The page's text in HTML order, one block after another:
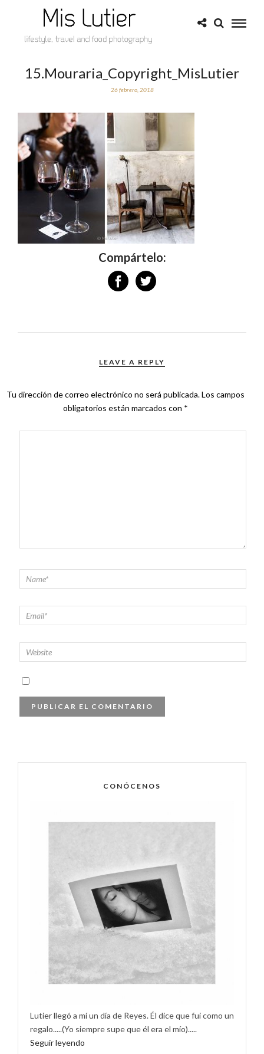
15.Mouraria_Copyright_MisLutier
26 febrero, 2018
Compártelo:
LEAVE A REPLY
Tu dirección de correo electrónico no será publicada.Los campos
obligatorios están marcados con *
CONÓCENOS
Lutier llegó a mí un día de Reyes. Él dice que fui como un
regalo.....(Yo siempre supe que él era el mío).....
Seguir leyendo